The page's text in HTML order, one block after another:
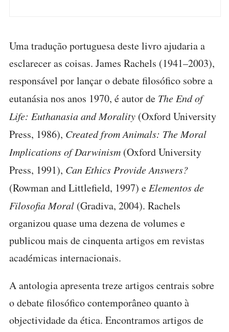
Uma tradução portuguesa deste livro ajudaria a
esclarecer as coisas. James Rachels (1941–2003),
responsável por lançar o debate filosófico sobre a
eutanásia nos anos 1970, é autor de The End of
Life: Euthanasia and Morality (Oxford University
Press, 1986), Created from Animals: The Moral
Implications of Darwinism (Oxford University
Press, 1991), Can Ethics Provide Answers?
(Rowman and Littlefield, 1997) e Elementos de
Filosofia Moral (Gradiva, 2004). Rachels
organizou quase uma dezena de volumes e
publicou mais de cinquenta artigos em revistas
académicas internacionais.
A antologia apresenta treze artigos centrais sobre
o debate filosófico contemporâneo quanto à
objectividade da ética. Encontramos artigos de